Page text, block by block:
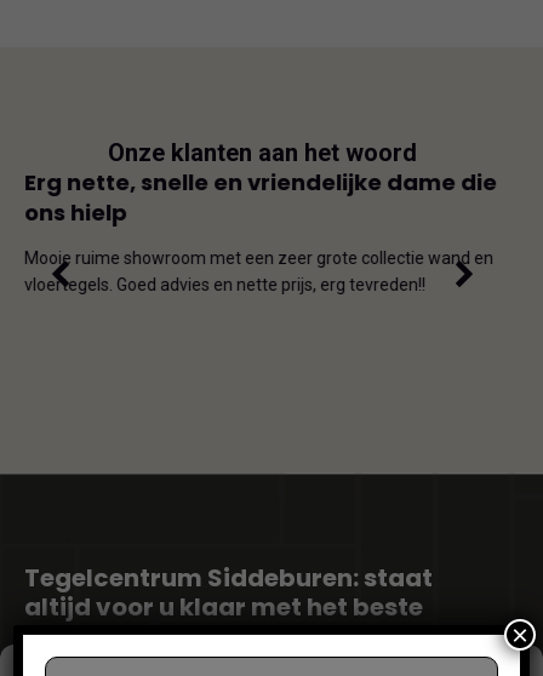
Onze klanten aan het woord
Erg nette, snelle en vriendelijke dame die
ons hielp
Mooie ruime showroom met een zeer grote collectie wand en
vloertegels. Goed advies en nette prijs, erg tevreden!!
Tegelcentrum Siddeburen: staat
altijd voor u klaar met het beste
tegeladvies!
Grote kans wanneer u druk op zoek bent naar een geschikte
×